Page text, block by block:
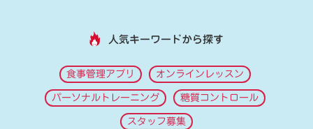
人気キーワードから探す
食事管理アプリ オンラインレッスン
パーソナルトレーニング 糖質コントロール
スタッフ募集